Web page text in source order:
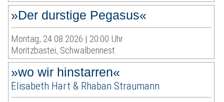
»Der durstige Pegasus«
Montag, 24.08.2026 | 20:00 Uhr
Moritzbastei, Schwalbennest
»wo wir hinstarren«
Elisabeth Hart & Rhaban Straumann